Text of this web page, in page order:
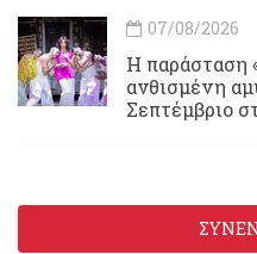
07/08/2026
Η παράσταση
ανθισμένη
Σεπτέμβριο